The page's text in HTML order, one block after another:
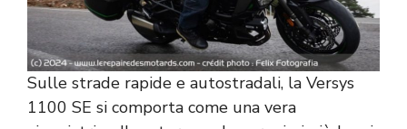
Sulle strade rapide e autostradali, la Versys
1100 SE si comporta come una vera